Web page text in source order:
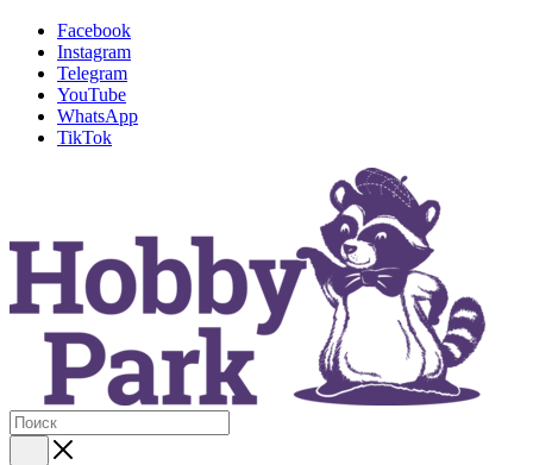
Facebook
Instagram
Telegram
YouTube
WhatsApp
TikTok